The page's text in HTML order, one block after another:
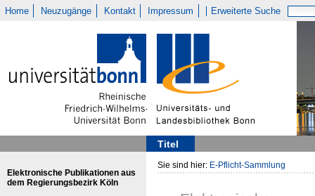
Home Neuzugänge Kontakt Impressum Erweiterte Suche
Titel
Elektronische Publikationen aus
dem Regierungsbezirk Köln
Sie sind hier: E-Pflicht-Sammlung